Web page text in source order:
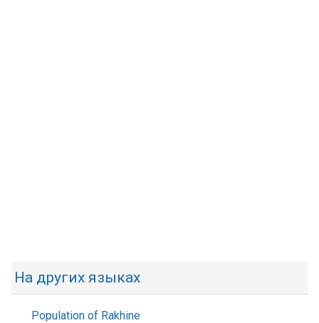
На других языках
Population of Rakhine